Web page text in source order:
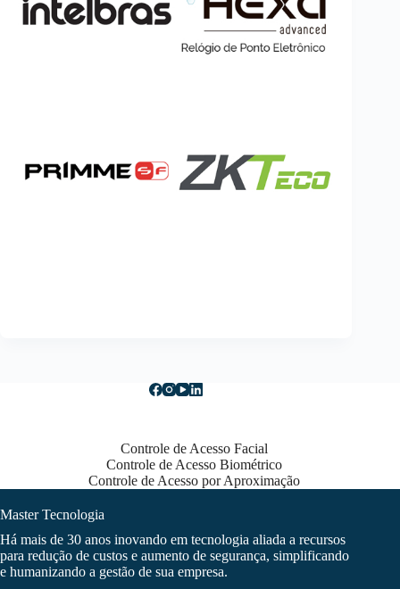
Controle de Acesso Facial
Controle de Acesso Biométrico
Controle de Acesso por Aproximação
Master Tecnologia
Há mais de 30 anos inovando em tecnologia aliada a recursos
para redução de custos e aumento de segurança, simplificando
e humanizando a gestão de sua empresa.